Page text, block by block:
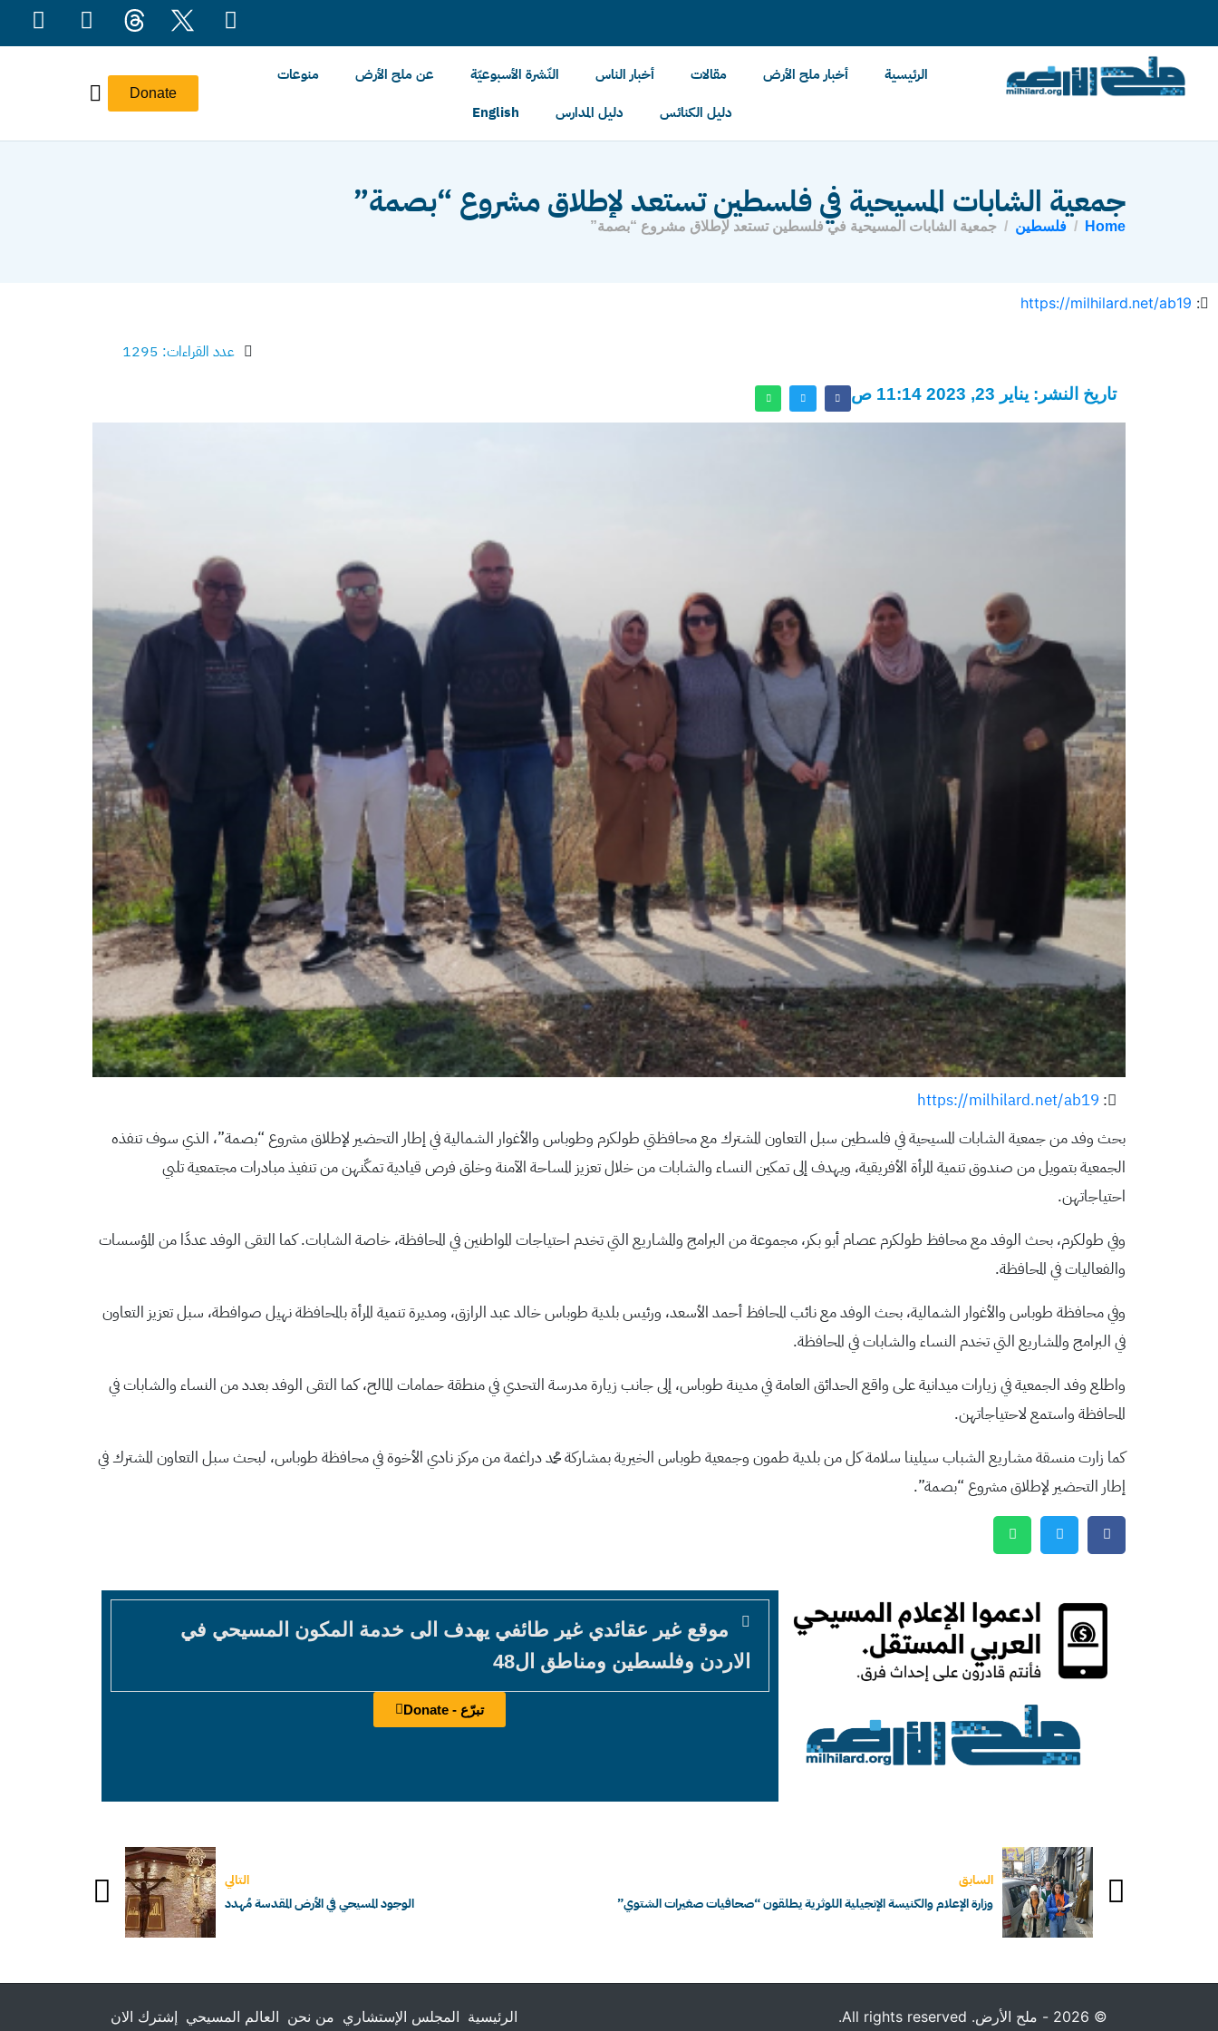
Donate
الرئيسية أخبار ملح الأرض مقالات أخبار الناس النّشرة الأسبوعيّة عن ملح الأرض
منوعات
دليل الكنائس
دليل المدارس English
جمعية الشابات المسيحية في فلسطين تستعد لإطلاق مشروع “بصمة”
Home فلسطين جمعية الشابات المسيحية في فلسطين تستعد لإطلاق مشروع “بصمة”
:
https://milhilard.net/ab19
عدد القراءات: 1295
تاريخ النشر: يناير 23, 2023 11:14 ص
:
https://milhilard.net/ab19
بحث وفد من جمعية الشابات المسيحية في فلسطين سبل التعاون المشترك مع محافظتي طولكرم وطوباس والأغوار الشمالية في إطار التحضير لإطلاق مشروع “بصمة”، الذي سوف تنفذه
الجمعية بتمويل من صندوق تنمية المرأة الأفريقية، ويهدف إلى تمكين النساء والشابات من خلال تعزيز المساحة الآمنة وخلق فرص قيادية تمكّنهن من تنفيذ مبادرات مجتمعية تلبي
احتياجاتهن.
وفي طولكرم، بحث الوفد مع محافظ طولكرم عصام أبو بكر، مجموعة من البرامج والمشاريع التي تخدم احتياجات المواطنين في المحافظة، خاصة الشابات. كما التقى الوفد عددًا من المؤسسات
والفعاليات في المحافظة.
وفي محافظة طوباس والأغوار الشمالية، بحث الوفد مع نائب المحافظ أحمد الأسعد، ورئيس بلدية طوباس خالد عبد الرازق، ومديرة تنمية المرأة بالمحافظة نهيل صوافطة، سبل تعزيز التعاون
في البرامج والمشاريع التي تخدم النساء والشابات في المحافظة.
واطلع وفد الجمعية في زيارات ميدانية على واقع الحدائق العامة في مدينة طوباس، إلى جانب زيارة مدرسة التحدي في منطقة حمامات المالح، كما التقى الوفد بعدد من النساء والشابات في
المحافظة واستمع لاحتياجاتهن.
كما زارت منسقة مشاريع الشباب سيلينا سلامة كل من بلدية طمون وجمعية طوباس الخيرية بمشاركة محمد دراغمة من مركز نادي الأخوة في محافظة طوباس، لبحث سبل التعاون المشترك في
إطار التحضير لإطلاق مشروع “بصمة”.
موقع غير عقائدي غير طائفي يهدف الى خدمة المكون المسيحي في
الاردن وفلسطين ومناطق ال48
تبرّع - Donate
السابق
وزارة الإعلام والكنيسة الإنجيلية اللوثرية يطلقون “صحافيات صغيرات الشتوي”
التالي
الوجود المسيحي في الأرض المقدسة مُهدد
© 2026 - ملح الأرض. All rights reserved. الرئيسية المجلس الإستشاري من نحن العالم المسيحي إشترك الان